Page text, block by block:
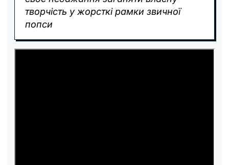
творчість у жорсткі рамки звичної
попси